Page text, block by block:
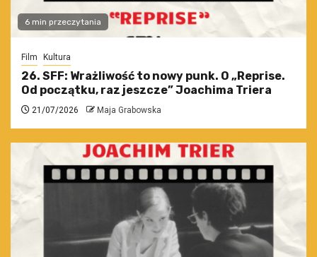
6 min przeczytania
Film Kultura
26. SFF: Wrażliwość to nowy punk. O „Reprise.
Od początku, raz jeszcze” Joachima Triera
21/07/2026 Maja Grabowska